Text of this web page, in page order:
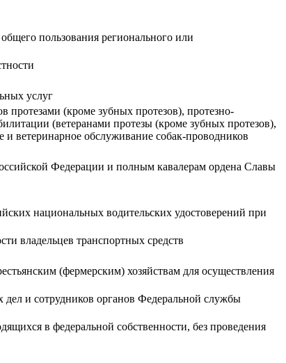
пользования регионального или
услуг
протезами (кроме зубных протезов), протезно-
(ветеранами протезы (кроме зубных протезов),
ветеринарное обслуживание собак-проводников
Федерации и полным кавалерам ордена Славы
национальных водительских удостоверений при
владельцев транспортных средств
(фермерским) хозяйствам для осуществления
дел и сотрудников органов Федеральной службы
в федеральной собственности, без проведения